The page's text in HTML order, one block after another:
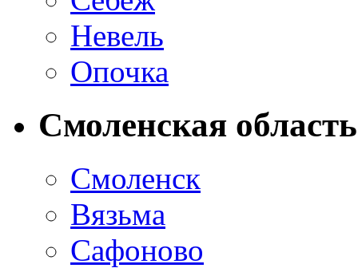
Невель
Опочка
Смоленская область
Смоленск
Вязьма
Сафоново